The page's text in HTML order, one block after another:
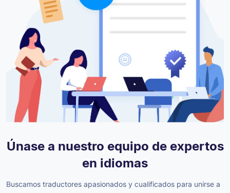
Únase a nuestro equipo de expertos
en idiomas
Buscamos traductores apasionados y cualificados para unirse a